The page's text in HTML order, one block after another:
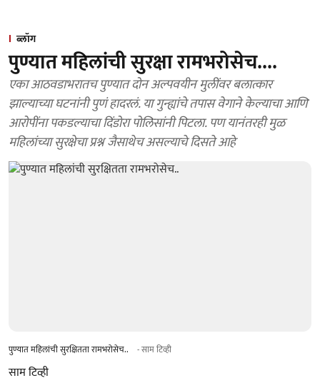
ब्लॉग
पुण्यात महिलांची सुरक्षा रामभरोसेच....
एका आठवडाभरातच पुण्यात दोन अल्पवयीन मुलींवर बलात्कार
झाल्याच्या घटनांनी पुणं हादरलं. या गुन्ह्यांचे तपास वेगाने केल्याचा आणि
आरोपींना पकडल्याचा दिंडोरा पोलिसांनी पिटला. पण यानंतरही मुळ
महिलांच्या सुरक्षेचा प्रश्न जैसाथेच असल्याचे दिसते आहे
पुण्यात महिलांची सुरक्षितता रामभरोसेच.. - साम टिव्ही
साम टिव्ही